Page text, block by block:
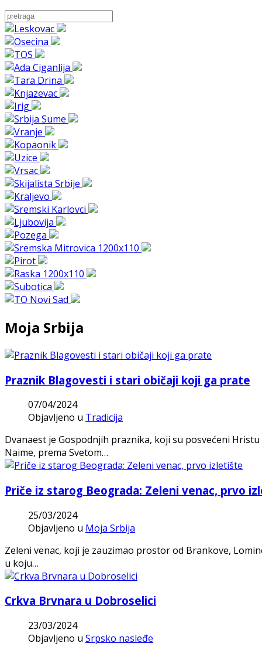
Moja Srbija
Praznik Blagovesti i stari običaji koji ga prate
07/04/2024
Objavljeno u Tradicija
Dvanaest je Gospodnjih praznika, koji su posvećeni
Naime, prema Svetom…
Priče iz starog Beograda: Zeleni venac, prvo
25/03/2024
Objavljeno u Moja Srbija
Zeleni venac, koji je zauzimao prostor od Brankove,
u koju…
Crkva Brvnara u Dobroselici
23/03/2024
Objavljeno u Srpsko nasleđe